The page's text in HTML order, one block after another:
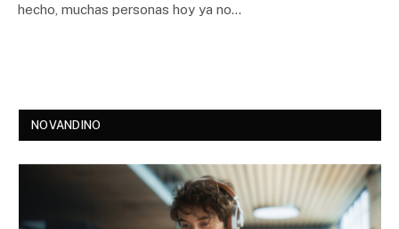
hecho, muchas personas hoy ya no…
NOVANDINO